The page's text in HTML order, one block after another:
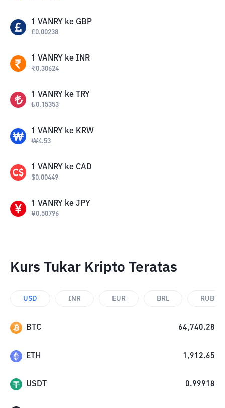
1 VANRY ke GBP
£0.00238
1 VANRY ke INR
₹0.30624
1 VANRY ke TRY
₺0.15353
1 VANRY ke KRW
₩4.53
1 VANRY ke CAD
$0.00449
1 VANRY ke JPY
¥0.50796
Kurs Tukar Kripto Teratas
USD INR EUR BRL RUB
BTC 64,740.28
ETH 1,912.65
USDT 0.99918